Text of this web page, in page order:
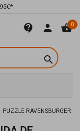
contact_support person shopping_basket0

PUZZLE RAVENSBURGER